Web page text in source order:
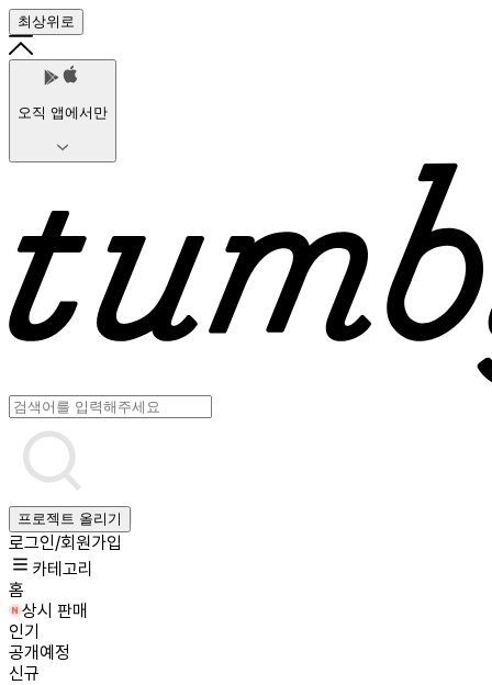
최상위로
오직 앱에서만
프로젝트 올리기
로그인/회원가입
카테고리
홈
상시 판매
인기
공개예정
신규